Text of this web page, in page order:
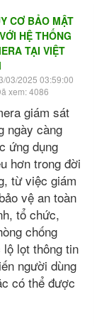
CƠ BẢO MẬT
HỆ THỐNG
TẠI VIỆT
03/2025 03:59:00
xem: 4086
giám sát
ngày càng
ứng dụng
hơn trong đời
từ việc giám
vệ an toàn
tổ chức,
chống
lọt thông tin
người dùng
có thể được